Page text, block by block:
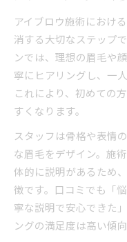
アイブロウ施術におけ
消する大切なステップ
ンでは、理想の眉毛や
寧にヒアリングし、一
これにより、初めての
すくなります。
スタッフは骨格や表情
な眉毛をデザイン。施
体的に説明があるため
徴です。口コミでも「
寧な説明で安心できた
ングの満足度は高い傾向